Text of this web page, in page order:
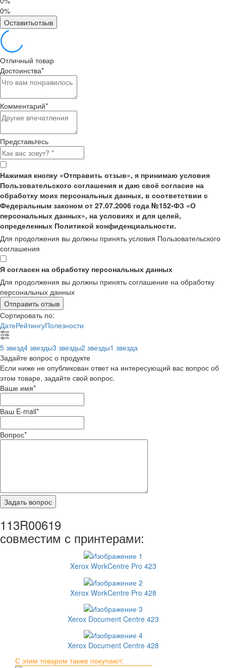
0%
Оставитьотзыв
Отличный товар
Достоинства*
Комментарий*
Представьтесь
Нажимая кнопку «Отправить отзыв», я принимаю условия
Пользовательского соглашения и даю своё согласие на
обработку моих персональных данных, в соответствии с
Федеральным законом от 27.07.2006 года №152-ФЗ «О
персональных данных», на условиях и для целей,
определенных Политикой конфиденциальности.
Для продолжения вы должны принять условия Пользовательского
соглашения
Я согласен на обработку персональных данных
Для продолжения вы должны принять соглашение на обработку
персональных данных
Отправить отзыв
Сортировать по:
ДатеРейтингуПолезности
5 звезд4 звезды3 звезды2 звезды1 звезда
Задайте вопрос о продукте
Если ниже не опубликован ответ на интересующий вас вопрос об
этом товаре, задайте свой вопрос.
Ваше имя*
Ваш E-mail*
Вопрос*
113R00619
совместим с принтерами:
Xerox WorkCentre Pro 423
Xerox WorkCentre Pro 428
Xerox Document Centre 423
Xerox Document Centre 428
С этим товаром также покупают: